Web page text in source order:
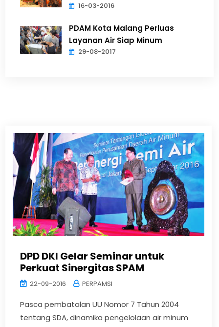
16-03-2016
PDAM Kota Malang Perluas
Layanan Air Siap Minum
29-08-2017
DPD DKI Gelar Seminar untuk
Perkuat Sinergitas SPAM
22-09-2016 PERPAMSI
Pasca pembatalan UU Nomor 7 Tahun 2004
tentang SDA, dinamika pengelolaan air minum